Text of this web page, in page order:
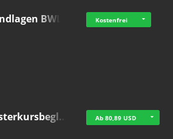
BWL Kostenfrei
Ab 80,89 USD